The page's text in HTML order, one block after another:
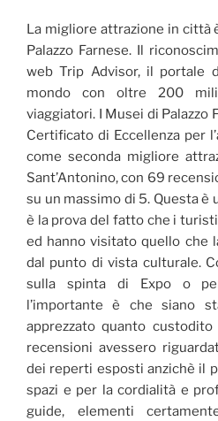
La migliore attrazione in città
Palazzo Farnese. Il
web Trip Advisor, il portale
mondo con oltre 200
viaggiatori. I Musei di Palazzo
Certificato di Eccellenza per
come seconda migliore
Sant’Antonino, con 69
su un massimo di 5. Questa è
è la prova del fatto che i
ed hanno visitato quello
dal punto di vista culturale.
sulla spinta di Expo o
l’importante è che siano
apprezzato quanto
recensioni avessero
dei reperti esposti anzichè il
spazi e per la cordialità e
guide, elementi